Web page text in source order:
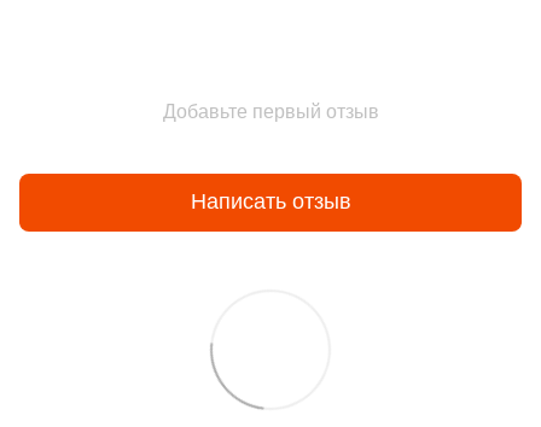
Добавьте первый отзыв
Написать отзыв